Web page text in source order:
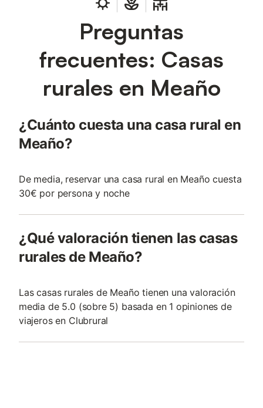
Preguntas
frecuentes: Casas
rurales en Meaño
¿Cuánto cuesta una casa rural en
Meaño?
De media, reservar una casa rural en Meaño cuesta
30€ por persona y noche
¿Qué valoración tienen las casas
rurales de Meaño?
Las casas rurales de Meaño tienen una valoración
media de 5.0 (sobre 5) basada en 1 opiniones de
viajeros en Clubrural